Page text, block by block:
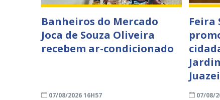
Banheiros do Mercado
Joca de Souza Oliveira
recebem ar-condicionado
07/08/2026 16H57
Feira
07/08/